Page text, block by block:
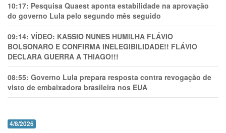
10:17: Pesquisa Quaest aponta estabilidade na aprovação
do governo Lula pelo segundo mês seguido
09:14: VÍDEO: KASSIO NUNES HUMlLHA FLÁVIO
BOLSONARO E CONFIRMA INELEGIBILIDADE!! FLÁVIO
DECLARA GUERRA A THIAGO!!!
08:55: Governo Lula prepara resposta contra revogação de
visto de embaixadora brasileira nos EUA
4/8/2026